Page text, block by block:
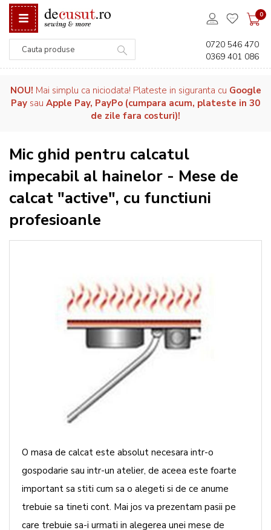
0
0720 546 470
0369 401 086
NOU! Mai simplu ca niciodata! Plateste in siguranta cu Google
Pay sau Apple Pay, PayPo (cumpara acum, plateste in 30
de zile fara costuri)!
Mic ghid pentru calcatul
impecabil al hainelor - Mese de
calcat "active", cu functiuni
profesioanle
O masa de calcat este absolut necesara intr-o
gospodarie sau intr-un atelier, de aceea este foarte
important sa stiti cum sa o alegeti si de ce anume
trebuie sa tineti cont. Mai jos va prezentam pasii pe
care trebuie sa-i urmati in alegerea unei mese de